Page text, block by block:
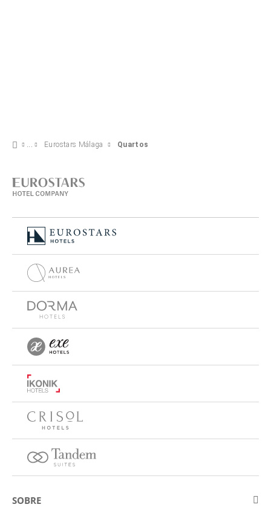
Eurostars Málaga Quartos
SOBRE